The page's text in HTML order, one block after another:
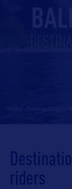
riders